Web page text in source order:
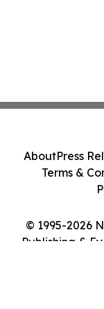
© 1995-2026
Publishing &
AboutPress
Terms &